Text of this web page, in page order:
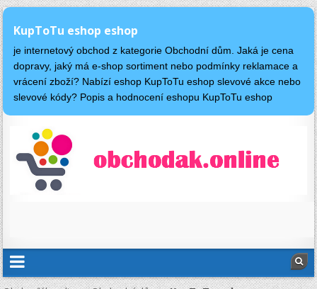
KupToTu eshop eshop
je internetový obchod z kategorie Obchodní dům. Jaká je cena
dopravy, jaký má e-shop sortiment nebo podmínky reklamace a
vrácení zboží? Nabízí eshop KupToTu eshop slevové akce nebo
slevové kódy? Popis a hodnocení eshopu KupToTu eshop